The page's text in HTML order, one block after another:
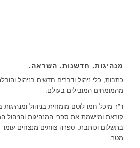
מנהיגות. חדשנות. השראה.
כתבות, כלי ניהול ודברים חדשים בניהול
מהמומחים המובילים בעולם.
ד”ר מיכל חמו לוטם מומחית בניהול ומנהיגות
קוראת ומיישמת את ספרי המנהיגות והניהול
בתשלום וכותבת. ספרה צוותים מנצחים
מטר.